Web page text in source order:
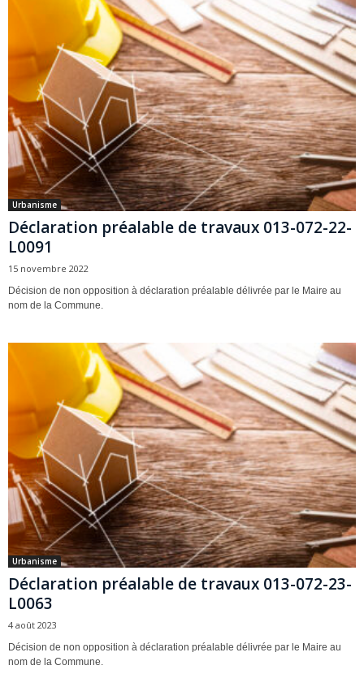
Urbanisme
Déclaration préalable de travaux 013-072-22-
L0091
15 novembre 2022
Décision de non opposition à déclaration préalable délivrée par le Maire au
nom de la Commune.
Urbanisme
Déclaration préalable de travaux 013-072-23-
L0063
4 août 2023
Décision de non opposition à déclaration préalable délivrée par le Maire au
nom de la Commune.